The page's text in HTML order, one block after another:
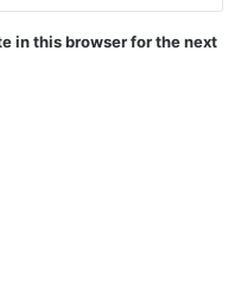
in this browser for the next